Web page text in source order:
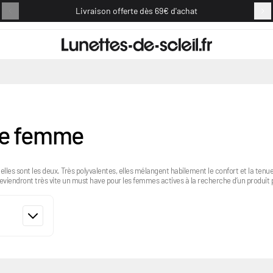
Livraison offerte dès 69€ d'achat
femme
sont les deux. Très polyvalentes, elles mélangent habilement le confort et la
très vite un must have pour les femmes actives à la recherche d’un produit